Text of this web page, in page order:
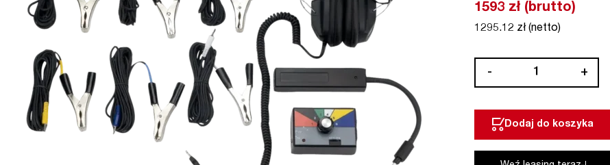
1593 zł (brutto)
1295.12 zł (netto)
-
Bahco
kat.
+
Dodaj do koszyka